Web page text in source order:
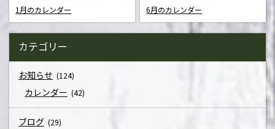
1月のカレンダー 6月のカレンダー
カテゴリー
お知らせ (124)
カレンダー (42)
ブログ (29)